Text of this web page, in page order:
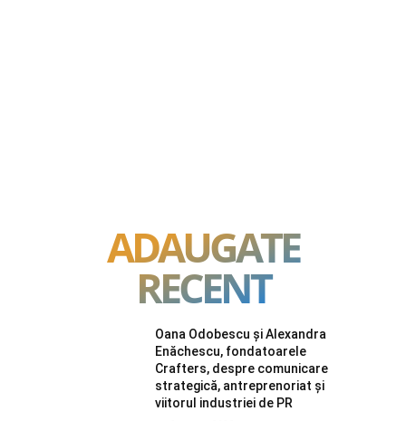
ADAUGATE
RECENT
Oana Odobescu și Alexandra
Enăchescu, fondatoarele
Crafters, despre comunicare
strategică, antreprenoriat și
viitorul industriei de PR